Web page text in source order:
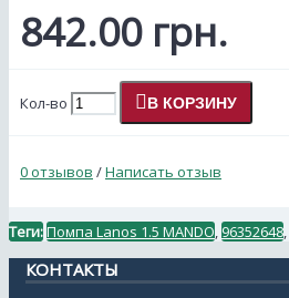
842.00 грн.
Кол-во В КОРЗИНУ
0 отзывов /Написать отзыв
Теги:Помпа Lanos 1.5 MANDO 96352648
КОНТАКТЫ